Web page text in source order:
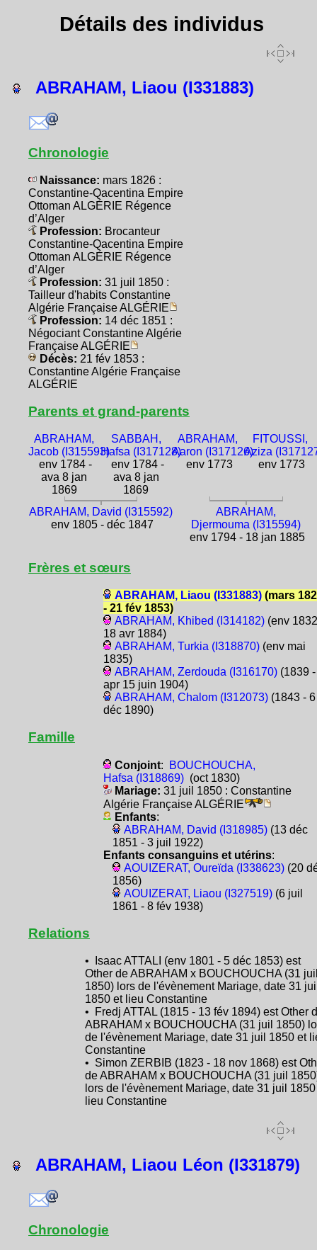
Détails des individus
ABRAHAM, Liaou (I331883)
Chronologie
Naissance: mars 1826 :
Constantine-Qacentina Empire
Ottoman ALGÉRIE Régence
d’Alger
Profession: Brocanteur
Constantine-Qacentina Empire
Ottoman ALGÉRIE Régence
d’Alger
Profession: 31 juil 1850 :
Tailleur d'habits Constantine
Algérie Française ALGÉRIE
Profession: 14 déc 1851 :
Négociant Constantine Algérie
Française ALGÉRIE
Décès: 21 fév 1853 :
Constantine Algérie Française
ALGÉRIE
Parents et grand-parents
ABRAHAM,
Jacob (I315593)
env 1784 -
ava 8 jan
1869
SABBAH,
Hafsa (I317128)
env 1784 -
ava 8 jan
1869
ABRAHAM,
Aaron (I317126)
env 1773
FITOUSSI,
Aziza
env 1773
ABRAHAM, David (I315592)
env 1805 - déc 1847
ABRAHAM,
Djermouma (I315594)
env 1794 - 18 jan 1885
Frères et sœurs
ABRAHAM, Liaou (I331883)(mars
- 21 fév 1853)
ABRAHAM, Khibed (I314182)(env
18 avr 1884)
ABRAHAM, Turkia (I318870)(env mai
1835)
ABRAHAM, Zerdouda (I316170)(1839 -
apr 15 juin 1904)
ABRAHAM, Chalom (I312073)(1843 - 6
déc 1890)
Famille
Conjoint:
BOUCHOUCHA,
Hafsa (I318869)(oct 1830)
Mariage: 31 juil 1850 : Constantine
Algérie Française ALGÉRIE
Enfants:
ABRAHAM, David (I318985)(13 déc
1851 - 3 juil 1922)
Enfants consanguins et utérins:
AOUIZERAT, Oureïda (I338623)(20
1856)
AOUIZERAT, Liaou (I327519)(6 juil
1861 - 8 fév 1938)
Relations
• Isaac ATTALI (env 1801 - 5 déc 1853) est
Other de ABRAHAM x BOUCHOUCHA (31
1850) lors de l'évènement Mariage, date 31
1850 et lieu Constantine
• Fredj ATTAL (1815 - 13 fév 1894) est Other
ABRAHAM x BOUCHOUCHA (31 juil 1850)
de l'évènement Mariage, date 31 juil 1850 et
Constantine
• Simon ZERBIB (1823 - 18 nov 1868) est
de ABRAHAM x BOUCHOUCHA (31 juil
lors de l'évènement Mariage, date 31 juil
lieu Constantine
ABRAHAM, Liaou Léon (I331879)
Chronologie